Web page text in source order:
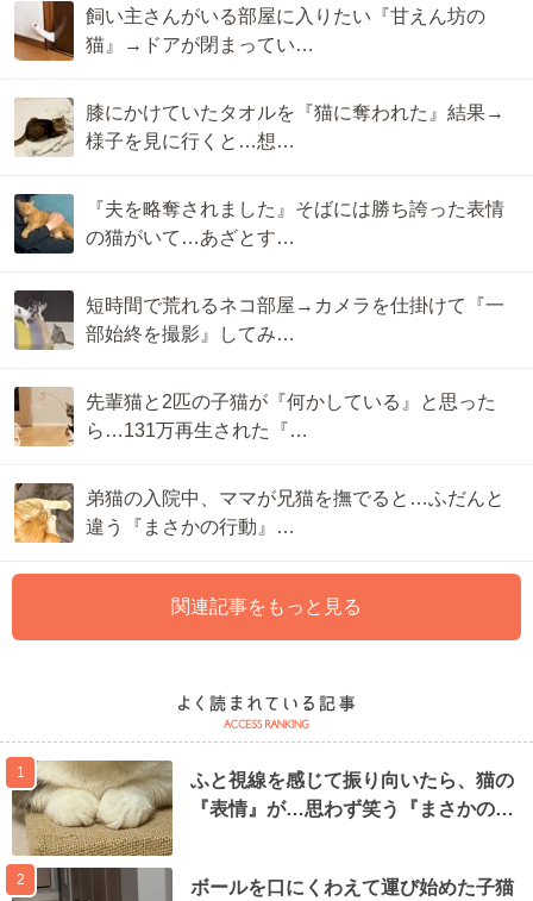
飼い主さんがいる部屋に入りたい『甘えん坊の
猫』→ドアが閉まってい…
膝にかけていたタオルを『猫に奪われた』結果→
様子を見に行くと…想…
『夫を略奪されました』そばには勝ち誇った表情
の猫がいて…あざとす…
短時間で荒れるネコ部屋→カメラを仕掛けて『一
部始終を撮影』してみ…
先輩猫と2匹の子猫が『何かしている』と思った
ら…131万再生された『…
弟猫の入院中、ママが兄猫を撫でると…ふだんと
違う『まさかの行動』…
関連記事をもっと見る
1
ふと視線を感じて振り向いたら、猫の
『表情』が…思わず笑う『まさかの…
2
ボールを口にくわえて運び始めた子猫